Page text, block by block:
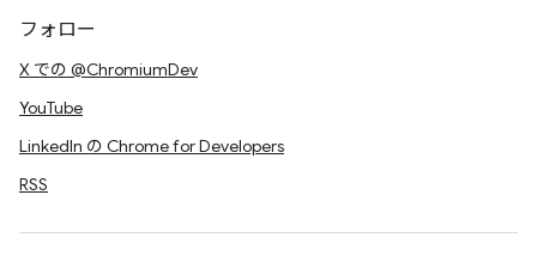
フォロー
X での @ChromiumDev
YouTube
LinkedIn の Chrome for Developers
RSS